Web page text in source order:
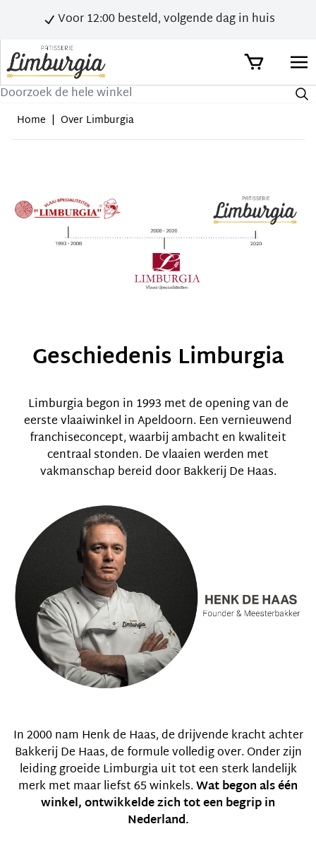
Voor 12:00 besteld, volgende dag in huis
Zoek
Home | Over Limburgia
Geschiedenis Limburgia
Limburgia begon in 1993 met de opening van de
eerste vlaaiwinkel in Apeldoorn. Een vernieuwend
franchiseconcept, waarbij ambacht en kwaliteit
centraal stonden. De vlaaien werden met
vakmanschap bereid door Bakkerij De Haas.
In 2000 nam Henk de Haas, de drijvende kracht achter
Bakkerij De Haas, de formule volledig over. Onder zijn
leiding groeide Limburgia uit tot een sterk landelijk
merk met maar liefst 65 winkels.Wat begon als één
winkel, ontwikkelde zich tot een begrip in
Nederland.